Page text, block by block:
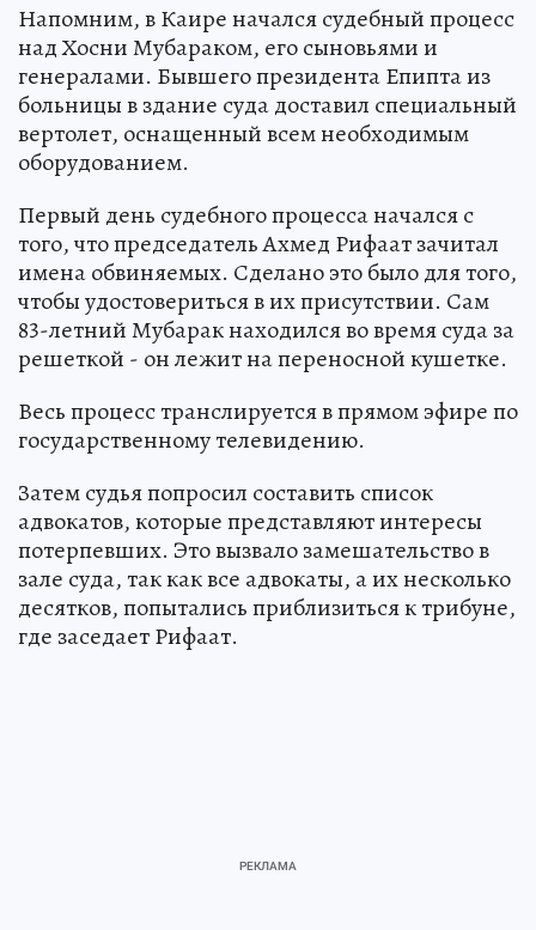
Напомним, в Каире начался судебный процесс
над Хосни Мубараком, его сыновьями и
генералами. Бывшего президента Епипта из
больницы в здание суда доставил специальный
вертолет, оснащенный всем необходимым
оборудованием.
Первый день судебного процесса начался с
того, что председатель Ахмед Рифаат зачитал
имена обвиняемых. Сделано это было для того,
чтобы удостовериться в их присутствии. Сам
83-летний Мубарак находился во время суда за
решеткой - он лежит на переносной кушетке.
Весь процесс транслируется в прямом эфире по
государственному телевидению.
Затем судья попросил составить список
адвокатов, которые представляют интересы
потерпевших. Это вызвало замешательство в
зале суда, так как все адвокаты, а их несколько
десятков, попытались приблизиться к трибуне,
где заседает Рифаат.